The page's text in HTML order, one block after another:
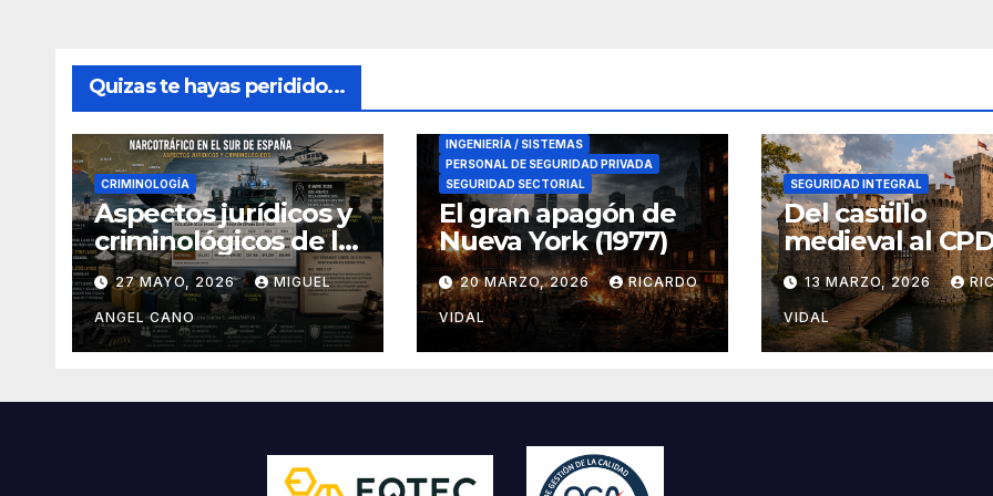
Quizas te hayas peridido...
CRIMINOLOGÍA
Aspectos jurídicos y
criminológicos de la
actual lucha contra
el narcotráfico en el
sur de España
27 MAYO, 2026 MIGUEL
ANGEL CANO
INGENIERÍA / SISTEMAS
PERSONAL DE SEGURIDAD PRIVADA
SEGURIDAD SECTORIAL
El gran apagón de
Nueva York (1977)
20 MARZO, 2026 RICARDO
VIDAL
SEGURIDAD INTEGRAL
Del castillo
medieval al
seguridad por
13 MARZO, 2026
VIDAL